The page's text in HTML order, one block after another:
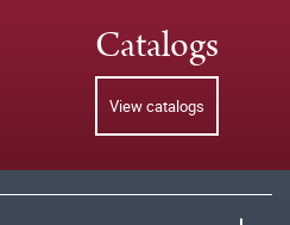
Catalogs
View catalogs